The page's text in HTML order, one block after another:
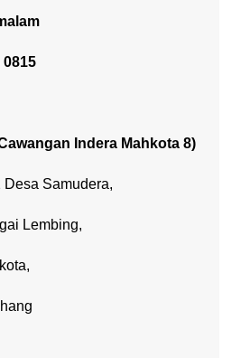
0815
Indera Mahkota 8)
Desa Samudera,
Lembing,